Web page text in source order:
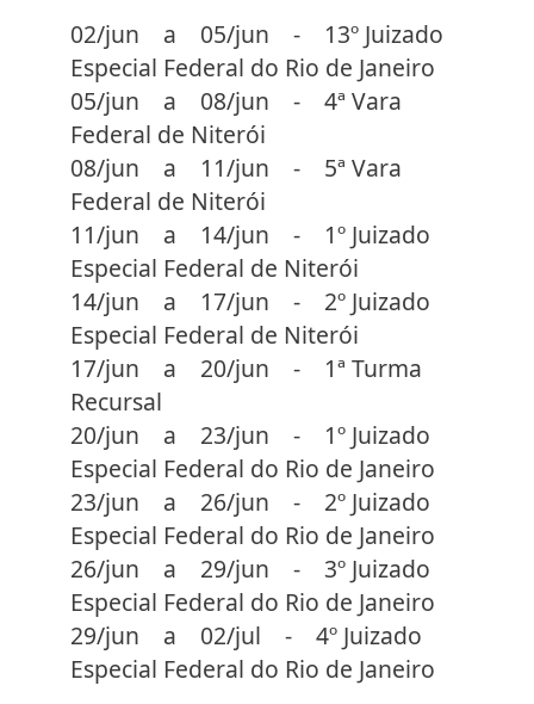
02/jun a 05/jun - 13º Juizado
Especial Federal do Rio de Janeiro
05/jun a 08/jun - 4ª Vara
Federal de Niterói
08/jun a 11/jun - 5ª Vara
Federal de Niterói
11/jun a 14/jun - 1º Juizado
Especial Federal de Niterói
14/jun a 17/jun - 2º Juizado
Especial Federal de Niterói
17/jun a 20/jun - 1ª Turma
Recursal
20/jun a 23/jun - 1º Juizado
Especial Federal do Rio de Janeiro
23/jun a 26/jun - 2º Juizado
Especial Federal do Rio de Janeiro
26/jun a 29/jun - 3º Juizado
Especial Federal do Rio de Janeiro
29/jun a 02/jul - 4º Juizado
Especial Federal do Rio de Janeiro